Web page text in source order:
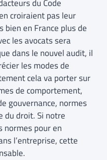
du Code
croiraient pas leur
bien en France plus de
les avocats sera
dans le nouvel audit, il
les modes de
cela va porter sur
de comportement,
gouvernance, normes
du droit. Si notre
normes pour en
l’entreprise, cette